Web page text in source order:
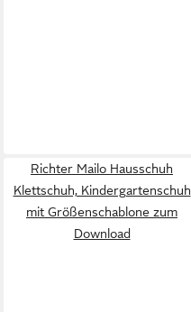
Richter Mailo Hausschuh
Klettschuh, Kindergartenschuh
mit Größenschablone zum
Download